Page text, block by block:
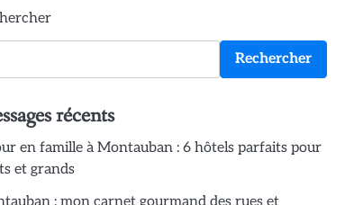
Rechercher
récents
en famille à Montauban : 6 hôtels parfaits pour
et grands